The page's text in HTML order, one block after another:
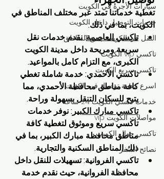
سيارات الأجرة في الكويت
خدمات التوصيل داخل الكويت
النقل في الكويت جميع المناطق
تاكسي vip الكويت
تاكسي سريع الكويت
اسرع خدمة توصيل في الكويت
خدمات تكسي الكويت 24 ساعة
مواصلات الكويت vip
تاكسي جوال الكويت
نصائح السفر
تغطية خدماتنا تمتد عبر مختلف المناطق في
الكويت، بما في ذلك:
تاكسي العاصمة: نقدم خدمات نقل
سريعة ومريحة داخل مدينة الكويت
الكبرى، مع التزام كامل بالمواعيد.
تاكسي الأحمدي: خدمة شاملة تغطي
كافة مناطق محافظة الأحمدي، مما
يتيح للسكان التنقل بسهولة وراحة.
تاكسي مبارك الكبير: نوفر خدمات
تاكسي سريع وموثوق لتغطية كافة
مناطق محافظة مبارك الكبير، بما في
ذلك المناطق السكنية والتجارية.
تاكسي الفروانية: تسهيلات للنقل داخل
محافظة الفروانية، حيث نقدم خدمة